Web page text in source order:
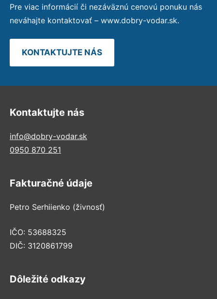
Pre viac informácií či nezáväznú cenovú ponuku nás
neváhajte kontaktovať – www.dobry-vodar.sk.
KONTAKTUJTE NÁS
Kontaktujte nás
info@dobry-vodar.sk
0950 870 251
Fakturačné údaje
Petro Serhiienko (živnosť)
IČO: 53688325
DIČ: 3120861799
Dôležité odkazy